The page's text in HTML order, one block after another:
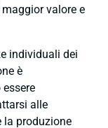
valore e
individuali dei
è
alle
la produzione